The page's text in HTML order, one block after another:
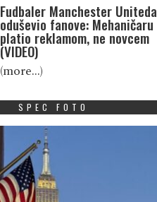
Fudbaler Manchester Uniteda
oduševio fanove: Mehaničaru
platio reklamom, ne novcem
(VIDEO)
(more…)
SPEC FOTO